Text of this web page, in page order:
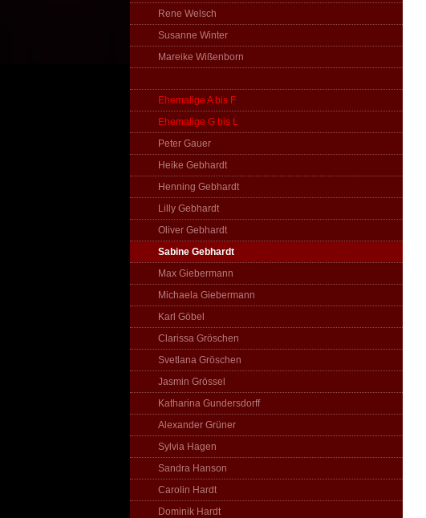
Rene Welsch
Susanne Winter
Mareike Wißenborn
Ehemalige A bis F
Ehemalige G bis L
Peter Gauer
Heike Gebhardt
Henning Gebhardt
Lilly Gebhardt
Oliver Gebhardt
Sabine Gebhardt
Max Giebermann
Michaela Giebermann
Karl Göbel
Clarissa Gröschen
Svetlana Gröschen
Jasmin Grössel
Katharina Gundersdorff
Alexander Grüner
Sylvia Hagen
Sandra Hanson
Carolin Hardt
Dominik Hardt